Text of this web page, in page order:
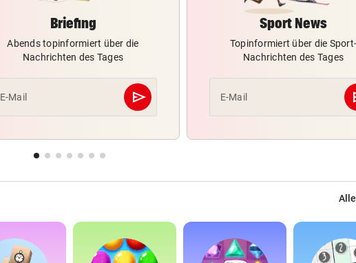
Briefing
Abends topinformiert über die
Nachrichten des Tages
E-Mail send
Abschicken
Sport News
Topinformiert über die Sport-
Nachrichten des Tages
E-Mail